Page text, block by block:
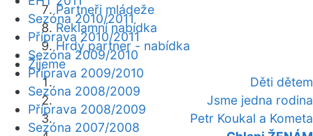
Partneři mládeže
Reklamní nabídka
Hrdý partner - nabídka
Žijeme
Děti dětem
Jsme jedna rodina
Petr Koukal a Kometa
Sezóna 2010/2011
Příprava 2010/2011
Sezóna 2009/2010
Příprava 2009/2010
Sezóna 2008/2009
Příprava 2008/2009
Sezóna 2007/2008